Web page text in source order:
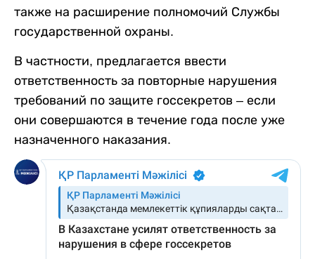
также на расширение полномочий Службы
государственной охраны.
В частности, предлагается ввести
ответственность за повторные нарушения
требований по защите госсекретов – если
они совершаются в течение года после уже
назначенного наказания.